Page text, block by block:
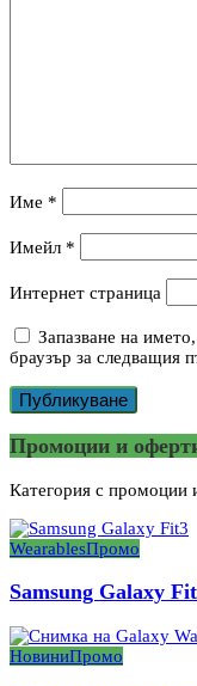
Име *
Имейл *
Интернет страница
Запазване на
браузър за следващия
Промоции и
Категория с промоции
WearablesПромо
Samsung Galaxy
НовиниПромо